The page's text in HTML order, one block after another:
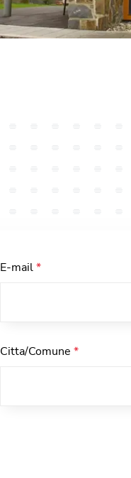
E-mail*
Citta/Comune*